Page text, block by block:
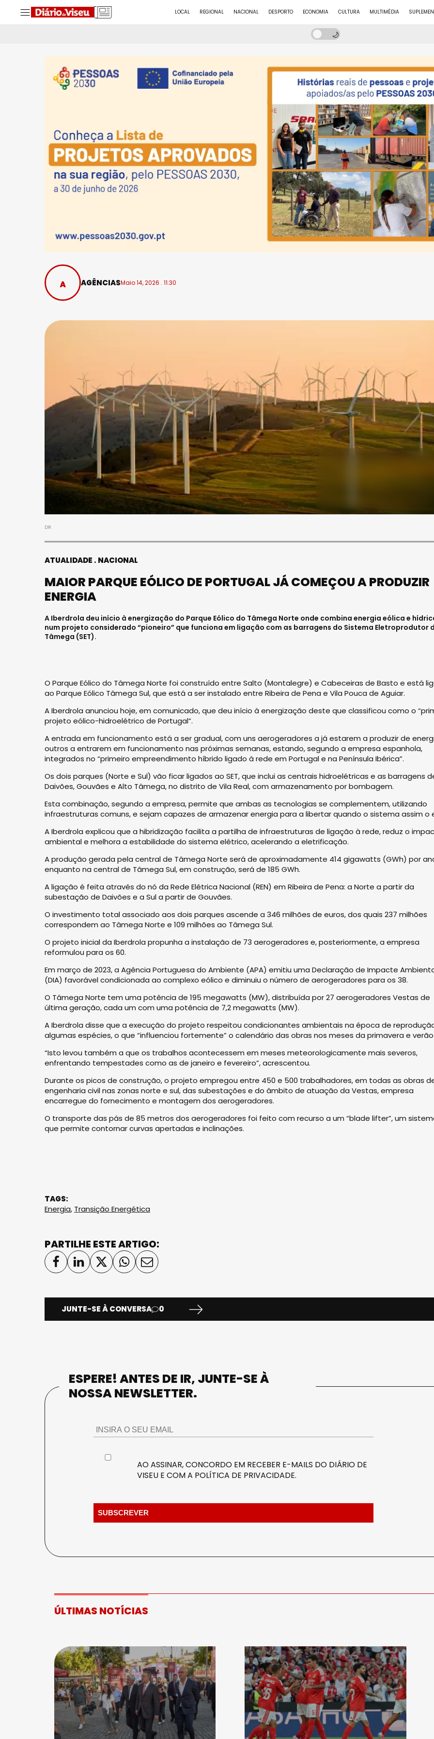
LOCAL REGIONAL NACIONAL DESPORTO ECONOMIA CULTURA MULTIMÉDIA
AGÊNCIASMaio 14, 2026 . 11:30
DR
ATUALIDADE NACIONAL
MAIOR PARQUE EÓLICO DE PORTUGAL JÁ COMEÇOU A PRODUZIR
ENERGIA
A Iberdrola deu início à energização do Parque Eólico do Tâmega Norte onde combina energia eólica e
num projeto considerado “pioneiro” que funciona em ligação com as barragens do Sistema Eletroprodutor
Tâmega (SET).
O Parque Eólico do Tâmega Norte foi construído entre Salto (Montalegre) e Cabeceiras de Basto e está
ao Parque Eólico Tâmega Sul, que está a ser instalado entre Ribeira de Pena e Vila Pouca de Aguiar.
A Iberdrola anunciou hoje, em comunicado, que deu início à energização deste que classificou como o
projeto eólico-hidroelétrico de Portugal”.
A entrada em funcionamento está a ser gradual, com uns aerogeradores a já estarem a produzir de
outros a entrarem em funcionamento nas próximas semanas, estando, segundo a empresa espanhola,
integrados no “primeiro empreendimento híbrido ligado à rede em Portugal e na Península Ibérica”.
Os dois parques (Norte e Sul) vão ficar ligados ao SET, que inclui as centrais hidroelétricas e as barragens
Daivões, Gouvães e Alto Tâmega, no distrito de Vila Real, com armazenamento por bombagem.
Esta combinação, segundo a empresa, permite que ambas as tecnologias se complementem, utilizando
infraestruturas comuns, e sejam capazes de armazenar energia para a libertar quando o sistema assim o
A Iberdrola explicou que a hibridização facilita a partilha de infraestruturas de ligação à rede, reduz o
ambiental e melhora a estabilidade do sistema elétrico, acelerando a eletrificação.
A produção gerada pela central de Tâmega Norte será de aproximadamente 414 gigawatts (GWh) por
enquanto na central de Tâmega Sul, em construção, será de 185 GWh.
A ligação é feita através do nó da Rede Elétrica Nacional (REN) em Ribeira de Pena: a Norte a partir da
subestação de Daivões e a Sul a partir de Gouvães.
O investimento total associado aos dois parques ascende a 346 milhões de euros, dos quais 237 milhões
correspondem ao Tâmega Norte e 109 milhões ao Tâmega Sul.
O projeto inicial da Iberdrola propunha a instalação de 73 aerogeradores e, posteriormente, a empresa
reformulou para os 60.
Em março de 2023, a Agência Portuguesa do Ambiente (APA) emitiu uma Declaração de Impacte
(DIA) favorável condicionada ao complexo eólico e diminuiu o número de aerogeradores para os 38.
O Tâmega Norte tem uma potência de 195 megawatts (MW), distribuída por 27 aerogeradores Vestas de
última geração, cada um com uma potência de 7,2 megawatts (MW).
A Iberdrola disse que a execução do projeto respeitou condicionantes ambientais na época de
algumas espécies, o que “influenciou fortemente” o calendário das obras nos meses da primavera e
“Isto levou também a que os trabalhos acontecessem em meses meteorologicamente mais severos,
enfrentando tempestades como as de janeiro e fevereiro”, acrescentou.
Durante os picos de construção, o projeto empregou entre 450 e 500 trabalhadores, em todas as obras
engenharia civil nas zonas norte e sul, das subestações e do âmbito de atuação da Vestas, empresa
encarregue do fornecimento e montagem dos aerogeradores.
O transporte das pás de 85 metros dos aerogeradores foi feito com recurso a um “blade lifter”, um
que permite contornar curvas apertadas e inclinações.
TAGS:
Energia, Transição Energética
PARTILHE ESTE ARTIGO:
JUNTE-SE À CONVERSA 0
ESPERE! ANTES DE IR, JUNTE-SE À
NOSSA NEWSLETTER.
AO ASSINAR, CONCORDO EM RECEBER E-MAILS DO DIÁRIO DE
VISEU E COM A POLÍTICA DE PRIVACIDADE.
SOCIEDADE
FALECEU PAULA ALMEIDA,
JOVEM ENFERMEIRA NO
HOSPITAL DE VISEU
Julho 27, 2026 . 11:00
SOCIEDADE
ÚLTIMAS NOTÍCIAS